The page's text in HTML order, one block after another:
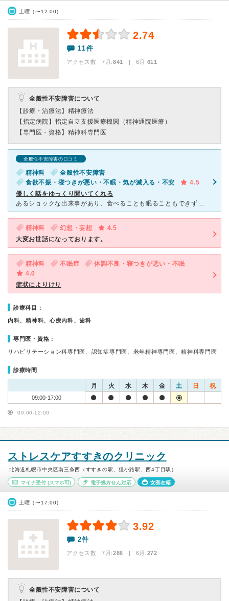
土曜（〜12:00）
2.74
11件
アクセス数 7月:841 | 6月:611
全般性不安障害について
【診療・治療法】 精神療法
【指定病院】 指定自立支援医療機関（精神通院医療）
【専門医・資格】 精神科専門医
全般性不安障害の口コミ
精神科
全般性不安障害
食欲不振・寝つきが悪い・不眠・気が滅入る・不安
4.5
優しく話をゆっくり聞いてくれる
あるショックな出来事があり、食べることも眠ることもできず、震えが止まらなくなり受診しました。母と行ったのですが、まずは2人で一緒に診察してくださり、次は母と先生と、その次は私と先生と、と細やかに優しく
精神科 幻想・妄想
4.5
大変お世話になっております。
精神科 不眠症
体調不良・寝つきが悪い・不眠
4.0
症状によりけり
診療科目：
内科、精神科、心療内科、歯科
専門医・資格：
リハビリテーション科専門医、認知症専門医、老年精神専門医、精神科専門医
診療時間
月 火 水 木 金 土 日 祝
09:00-17:00
09:00-12:00
ストレスケアすすきのクリニック
北海道札幌市中央区南三条西（すすきの駅、狸小路駅、西4丁目駅）
マイナ受付 (スマホ可) 電子処方せん対応 女医在籍
土曜（〜17:00）
3.92
2件
アクセス数 7月:286 | 6月:272
全般性不安障害について